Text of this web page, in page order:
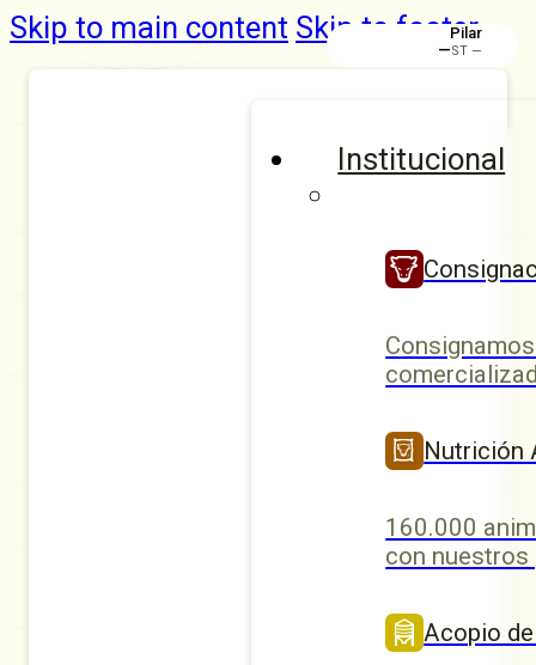
Skip to main content Skip to footer
Institucional
Nutrición
160.000
con
Acopio
Pilar
—ST —